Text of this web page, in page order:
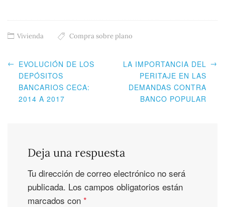
Vivienda Compra sobre plano
← EVOLUCIÓN DE LOS
DEPÓSITOS
BANCARIOS CECA:
2014 A 2017
LA IMPORTANCIA DEL
PERITAJE EN LAS
DEMANDAS CONTRA
BANCO POPULAR
→
Deja una respuesta
Tu dirección de correo electrónico no será
publicada. Los campos obligatorios están
marcados con *